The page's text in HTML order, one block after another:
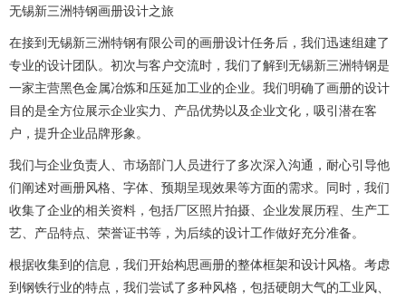
无锡新三洲特钢画册设计之旅
在接到无锡新三洲特钢有限公司的画册设计任务后，我们迅速组建了
专业的设计团队。初次与客户交流时，我们了解到无锡新三洲特钢是
一家主营黑色金属冶炼和压延加工业的企业。我们明确了画册的设计
目的是全方位展示企业实力、产品优势以及企业文化，吸引潜在客
户，提升企业品牌形象。
我们与企业负责人、市场部门人员进行了多次深入沟通，耐心引导他
们阐述对画册风格、字体、预期呈现效果等方面的需求。同时，我们
收集了企业的相关资料，包括厂区照片拍摄、企业发展历程、生产工
艺、产品特点、荣誉证书等，为后续的设计工作做好充分准备。
根据收集到的信息，我们开始构思画册的整体框架和设计风格。考虑
到钢铁行业的特点，我们尝试了多种风格，包括硬朗大气的工业风、